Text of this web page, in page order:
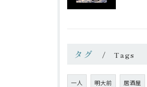
タグ Tags
一人 明大前 居酒屋